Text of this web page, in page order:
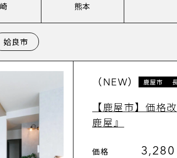
熊本
姶良市
（NEW） 鹿屋市
【鹿屋市】価
鹿屋』
価格 3,280